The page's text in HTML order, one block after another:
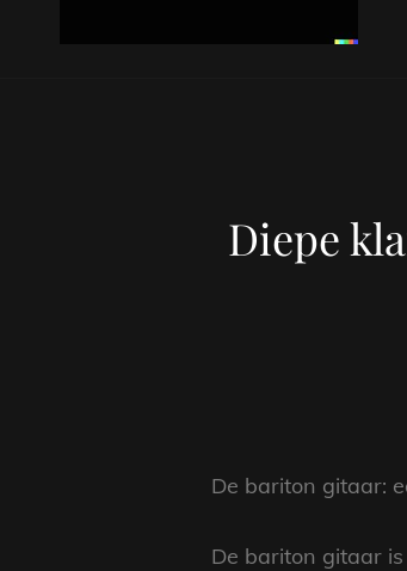
Diepe
De bariton gitaar:
De bariton gitaar